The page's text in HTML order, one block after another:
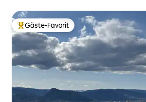
Beliebter Gäste-Favorit.
Gäste-Favorit